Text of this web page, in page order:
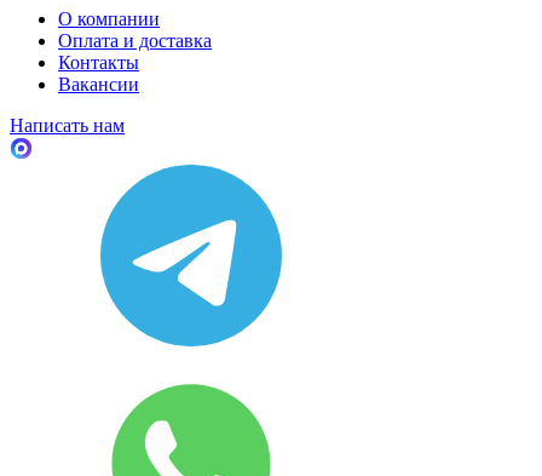
О компании
Оплата и доставка
Контакты
Вакансии
Написать нам